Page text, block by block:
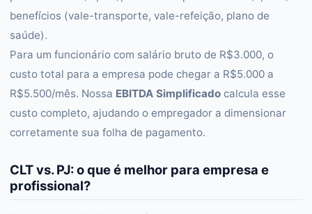
benefícios (vale-transporte, vale-refeição, plano de
saúde).
Para um funcionário com salário bruto de R$3.000, o
custo total para a empresa pode chegar a R$5.000 a
R$5.500/mês. Nossa EBITDA Simplificado calcula esse
custo completo, ajudando o empregador a dimensionar
corretamente sua folha de pagamento.
CLT vs. PJ: o que é melhor para empresa e
profissional?